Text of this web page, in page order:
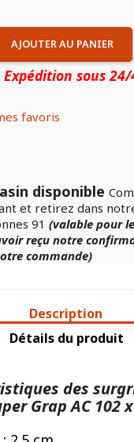
AJOUTER AU PANIER
sous
favoris
disponible
et retirez dans
91 (valable pour
reçu notre
commande)
Description
Détails du produit
des
Grap AC 102